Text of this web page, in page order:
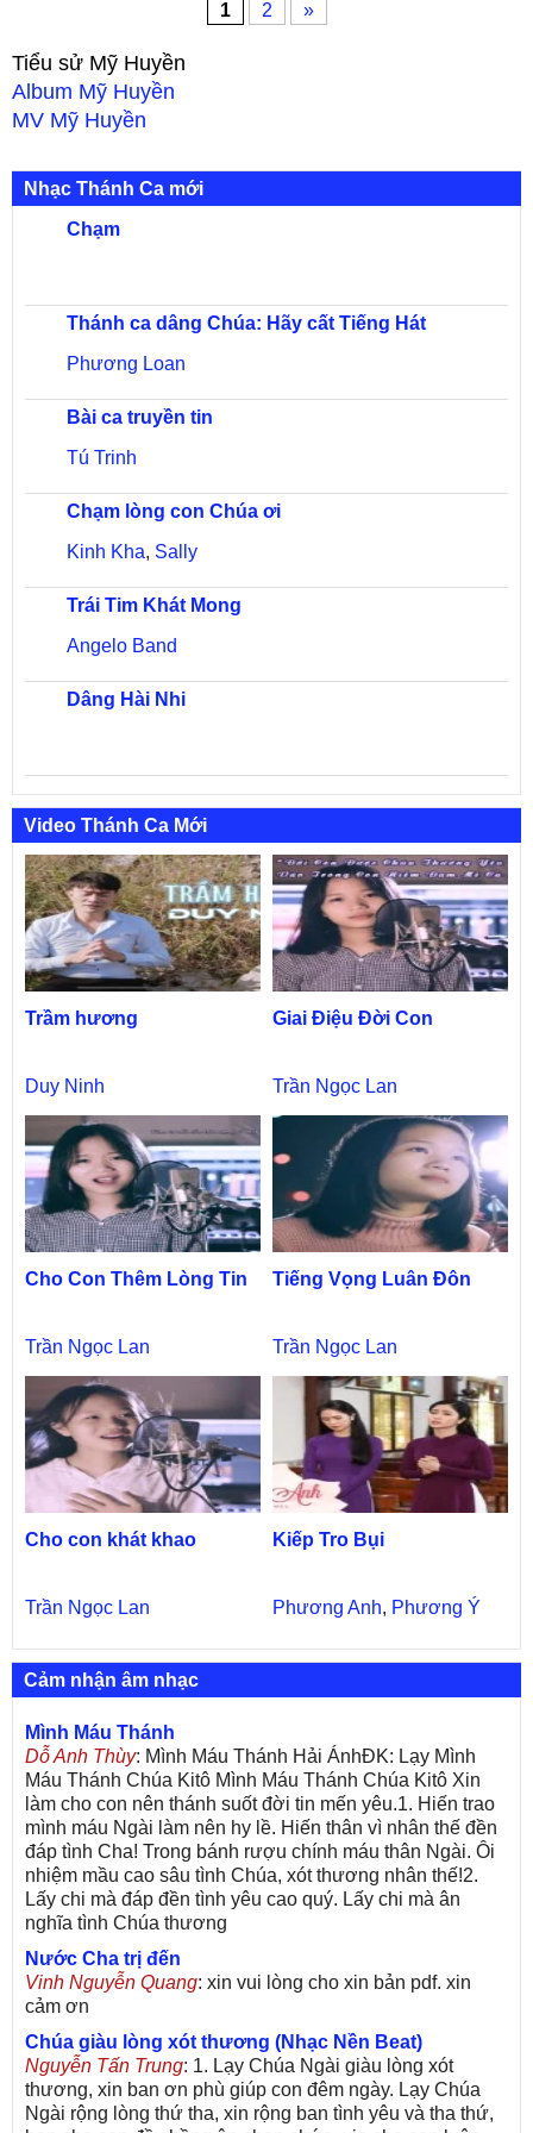
1 2 »
Tiểu sử Mỹ Huyền
Album Mỹ Huyền
MV Mỹ Huyền
Nhạc Thánh Ca mới
Chạm
Thánh ca dâng Chúa: Hãy cất Tiếng Hát
Phương Loan
Bài ca truyền tin
Tú Trinh
Chạm lòng con Chúa ơi
Kinh Kha, Sally
Trái Tim Khát Mong
Angelo Band
Dâng Hài Nhi
Video Thánh Ca Mới
Trầm hương
Duy Ninh
Giai Điệu Đời Con
Trần Ngọc Lan
Cho Con Thêm Lòng Tin
Trần Ngọc Lan
Tiếng Vọng Luân Đôn
Trần Ngọc Lan
Cho con khát khao
Trần Ngọc Lan
Kiếp Tro Bụi
Phương Anh, Phương Ý
Cảm nhận âm nhạc
Mình Máu Thánh
Dỗ Anh Thùy: Mình Máu Thánh Hải ÁnhĐK: Lạy Mình
Máu Thánh Chúa Kitô Mình Máu Thánh Chúa Kitô Xin
làm cho con nên thánh suốt đời tin mến yêu.1. Hiến trao
mình máu Ngài làm nên hy lề. Hiến thân vì nhân thế đền
đáp tình Cha! Trong bánh rượu chính máu thân Ngài. Ôi
nhiệm mầu cao sâu tình Chúa, xót thương nhân thế!2.
Lấy chi mà đáp đền tình yêu cao quý. Lấy chi mà ân
nghĩa tình Chúa thương
Nước Cha trị đến
Vinh Nguyễn Quang: xin vui lòng cho xin bản pdf. xin
cảm ơn
Chúa giàu lòng xót thương (Nhạc Nền Beat)
Nguyễn Tấn Trung: 1. Lạy Chúa Ngài giàu lòng xót
thương, xin ban ơn phù giúp con đêm ngày. Lạy Chúa
Ngài rộng lòng thứ tha, xin rộng ban tình yêu và tha thứ,